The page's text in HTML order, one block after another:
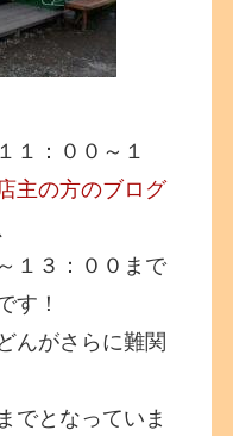
１：００～１
主の方のブログ
１３：００まで
す！
んがさらに難関
でとなっていま